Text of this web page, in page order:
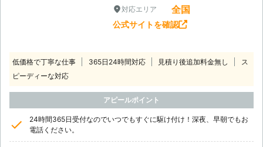
対応エリア 全国
公式サイトを確認
低価格で丁寧な仕事 365日24時間対応 見積り後追加料金無し
ス
ピーディーな対応
アピールポイント
24時間365日受付なのでいつでもすぐに駆け付け！深夜、早朝でもお
電話ください。